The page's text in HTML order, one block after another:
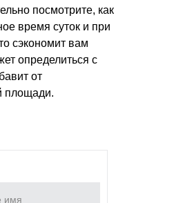
посмотрите, как
время суток и при
сэкономит вам
определиться с
от
площади.